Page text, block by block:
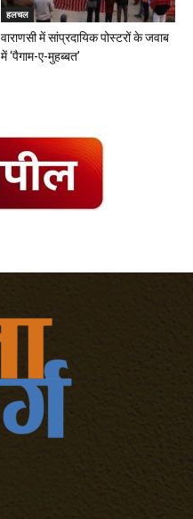
हलचल
वाराणसी में सांप्रदायिक पोस्टरों के जवाब
में ‘पैगाम-ए-मुहब्बत’